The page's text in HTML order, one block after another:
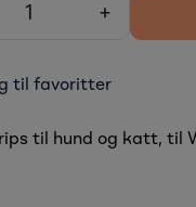
+
til favoritter
til hund og katt, til